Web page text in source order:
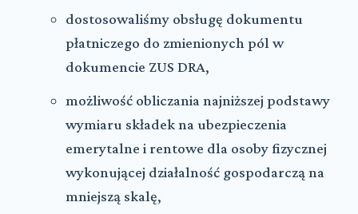
dostosowaliśmy obsługę dokumentu
płatniczego do zmienionych pól w
dokumencie ZUS DRA,
możliwość obliczania najniższej podstawy
wymiaru składek na ubezpieczenia
emerytalne i rentowe dla osoby fizycznej
wykonującej działalność gospodarczą na
mniejszą skalę,